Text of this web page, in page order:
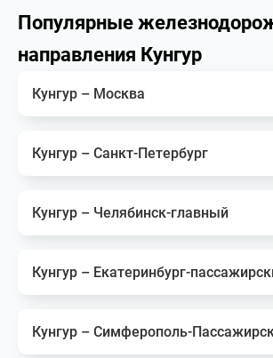
Популярные
направления Кунгур
Кунгур – Москва
Кунгур – Санкт-Петербург
Кунгур – Челябинск-главный
Кунгур – Екатеринбург-
Кунгур – Симферополь-